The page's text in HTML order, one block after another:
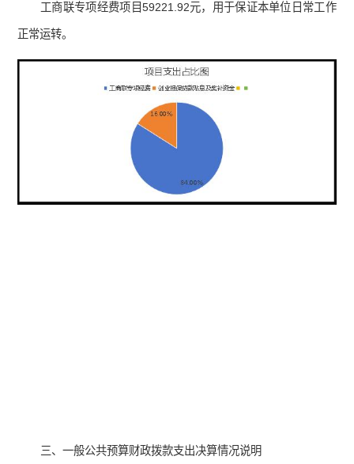
工商联专项经费项目59221.92元，用于保证本单位日常工作
正常运转。
三、一般公共预算财政拨款支出决算情况说明